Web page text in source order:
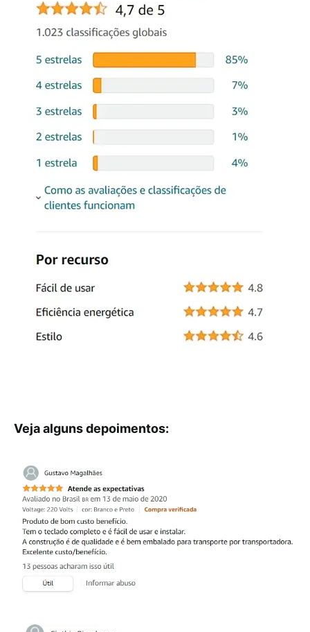
Veja alguns depoimentos: